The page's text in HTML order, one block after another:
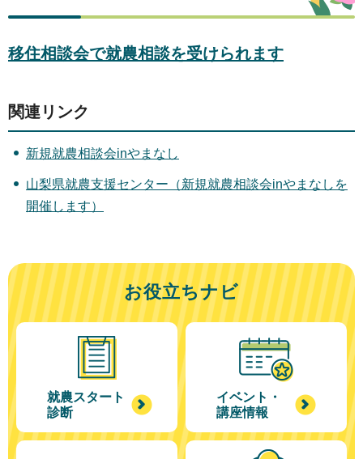
移住相談会で就農相談を受けられます
関連リンク
新規就農相談会inやまなし
山梨県就農支援センター（新規就農相談会inやまなしを
開催します）
お役立ちナビ
就農スタート
診断
イベント・
講座情報